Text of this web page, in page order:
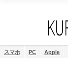
スマホ PC Apple